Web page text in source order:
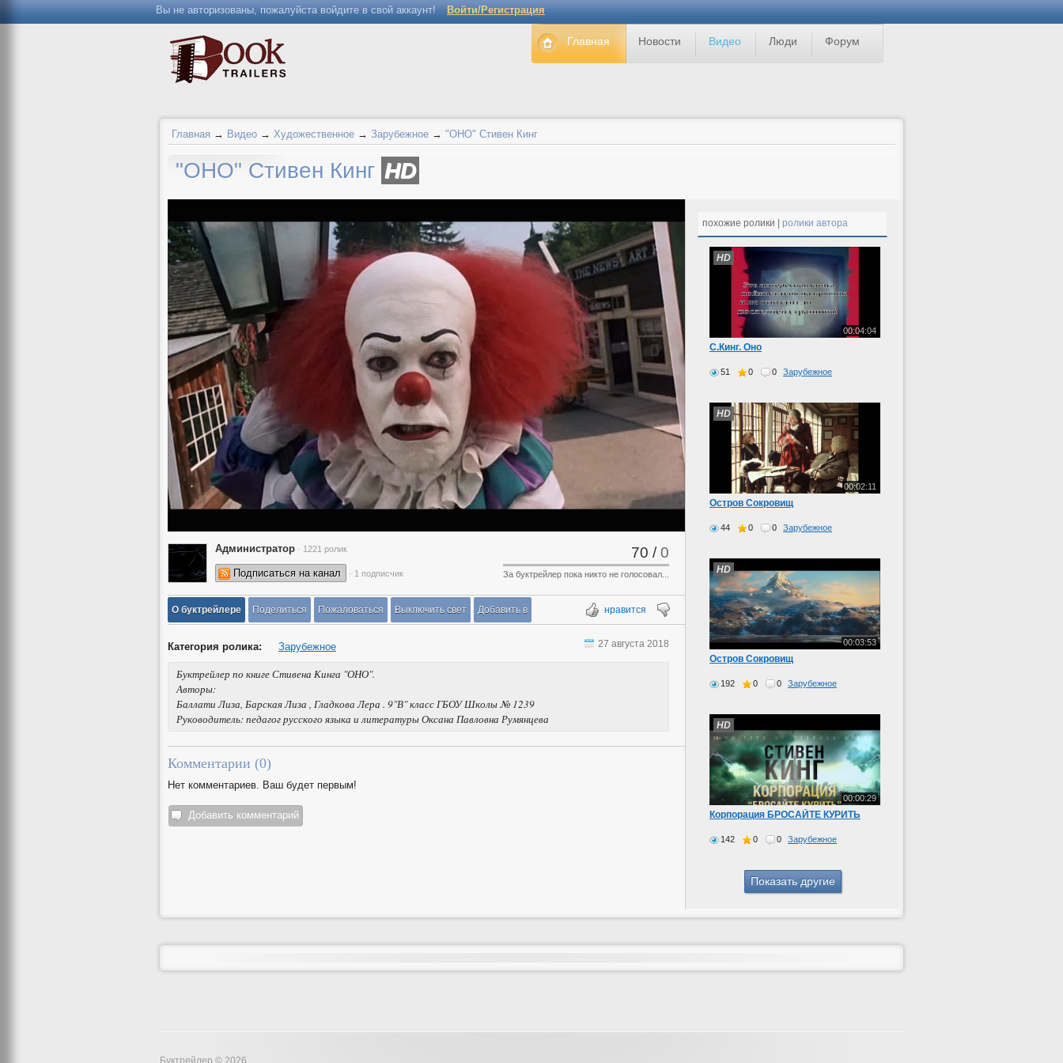
Вы не авторизованы, пожалуйста войдите в свой аккаунт! Войти/Регистрация
Главная Новости Видео Люди Форум
Главная → Видео → Художественное → Зарубежное → "ОНО" Стивен Кинг
"ОНО" Стивен Кинг HD
Администратор · 1221 ролик
Подписаться на канал · 1 подписчик
70 /0
За буктрейлер пока никто не голосовал...
нравится
О буктрейлере Поделиться Пожаловаться Выключить свет Добавить в
Категория ролика: Зарубежное
Буктрейлер по книге Стивена Кинга "ОНО".
Авторы:
Баллати Лиза, Барская Лиза , Гладкова Лера . 9"В" класс ГБОУ Школы № 1239
Руководитель: педагог русского языка и литературы Оксана Павловна Румянцева
27 августа 2018
Комментарии (0)
Нет комментариев. Ваш будет первым!
Добавить комментарий
похожие ролики | ролики автора
00:04:04
HD
С.Кинг. Оно
51 0 0 Зарубежное
00:02:11
HD
Остров Сокровищ
44 0 0 Зарубежное
00:03:53
HD
Остров Сокровищ
192 0 0 Зарубежное
00:00:29
HD
Корпорация БРОСАЙТЕ КУРИТЬ
142 0 0 Зарубежное
Буктрейлер © 2026